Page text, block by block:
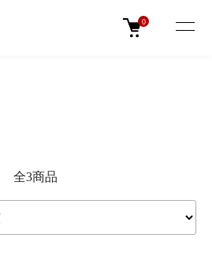
0
全3商品